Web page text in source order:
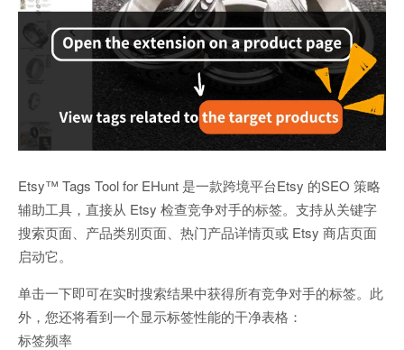
Etsy™ Tags Tool for EHunt 是一款跨境平台Etsy 的SEO 策略
辅助工具，直接从 Etsy 检查竞争对手的标签。支持从关键字
搜索页面、产品类别页面、热门产品详情页或 Etsy 商店页面
启动它。
单击一下即可在实时搜索结果中获得所有竞争对手的标签。此
外，您还将看到一个显示标签性能的干净表格：
标签频率